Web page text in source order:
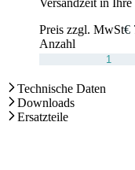
Preis zzgl. MwSt€
Anzahl
Technische Daten
Downloads
Ersatzteile